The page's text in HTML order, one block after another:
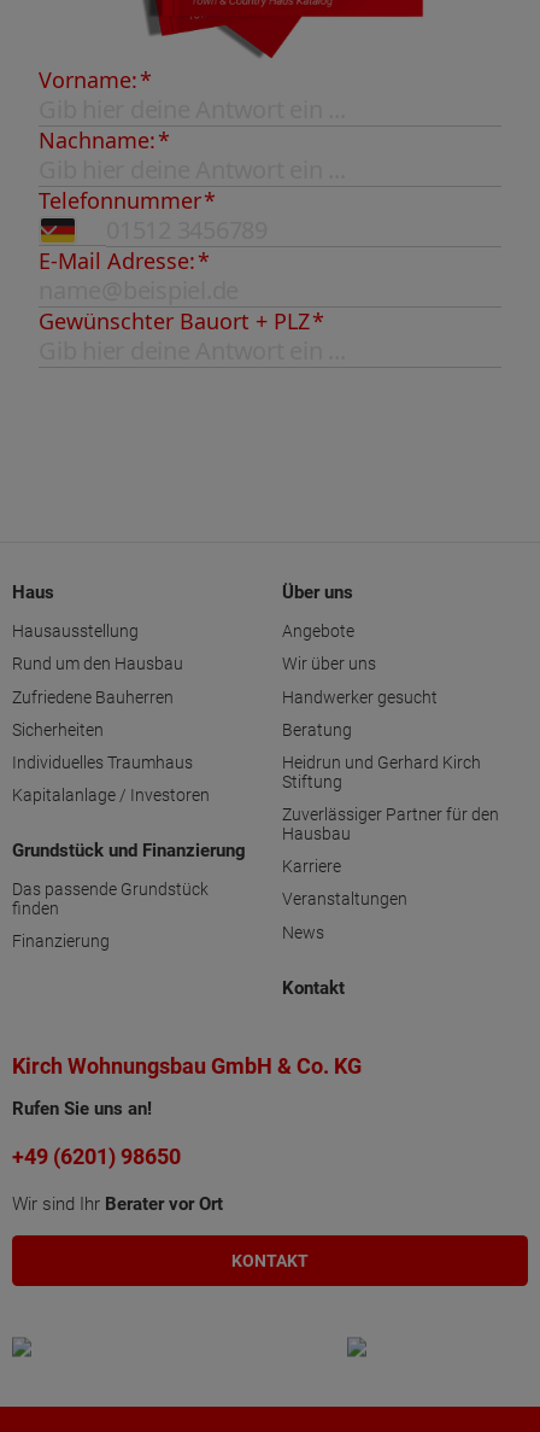
Haus
Hausausstellung
Rund um den Hausbau
Zufriedene Bauherren
Sicherheiten
Individuelles Traumhaus
Kapitalanlage / Investoren
Grundstück und Finanzierung
Das passende Grundstück
finden
Finanzierung
Über uns
Angebote
Wir über uns
Handwerker gesucht
Beratung
Heidrun und Gerhard Kirch
Stiftung
Zuverlässiger Partner für den
Hausbau
Karriere
Veranstaltungen
News
Kontakt
Kirch Wohnungsbau GmbH & Co. KG
Rufen Sie uns an!
+49 (6201) 98650
Wir sind Ihr Berater vor Ort
KONTAKT